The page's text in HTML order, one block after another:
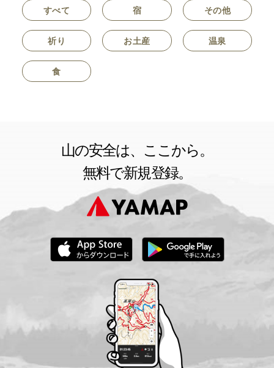
すべて 宿 その他
祈り お土産 温泉
食
山の安全は、ここから。
無料で新規登録。